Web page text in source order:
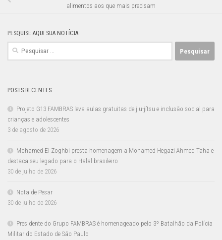
alimentos aos que mais precisam
PESQUISE AQUI SUA NOTÍCIA
Pesquisar
POSTS RECENTES
Projeto G13 FAMBRAS leva aulas gratuitas de jiu-jítsu e inclusão social para
crianças e adolescentes
3 de agosto de 2026
Mohamed El Zoghbi presta homenagem a Mohamed Hegazi Ahmed Taha e
destaca seu legado para o Halal brasileiro
30 de julho de 2026
Nota de Pesar
30 de julho de 2026
Presidente do Grupo FAMBRAS é homenageado pelo 3º Batalhão da Polícia
Militar do Estado de São Paulo